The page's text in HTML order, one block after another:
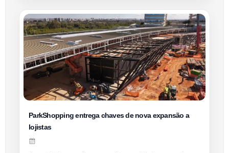
ParkShopping entrega chaves de nova expansão a
lojistas